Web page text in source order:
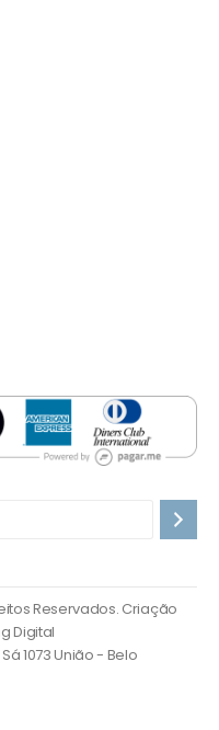
Reservados. Criação
Digital
1073 União - Belo